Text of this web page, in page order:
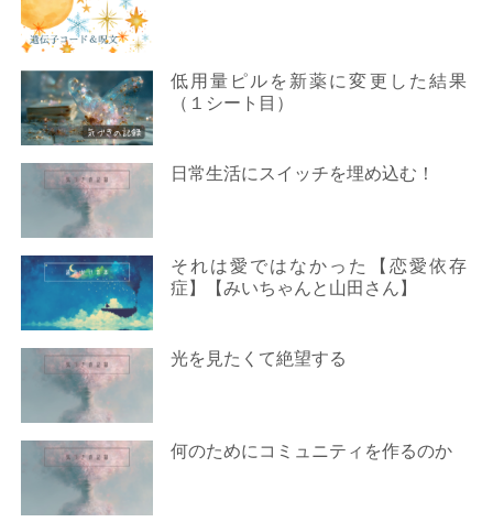
低用量ピルを新薬に変更した結果
（１シート目）
日常生活にスイッチを埋め込む！
それは愛ではなかった【恋愛依存
症】【みいちゃんと山田さん】
光を見たくて絶望する
何のためにコミュニティを作るのか